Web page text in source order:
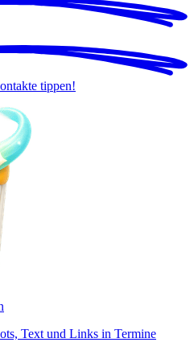
tippen!
Text und Links in Termine